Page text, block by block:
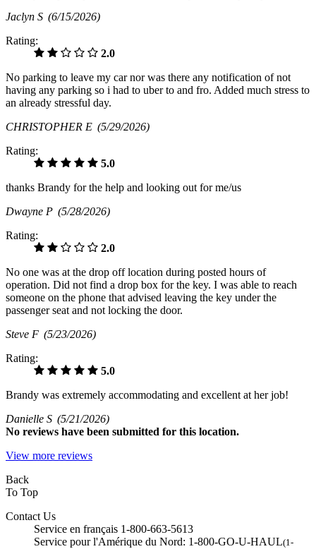
Jaclyn S (6/15/2026)
Rating:
2.0
No parking to leave my car nor was there any notification of not
having any parking so i had to uber to and fro. Added much stress to
an already stressful day.
CHRISTOPHER E (5/29/2026)
Rating:
5.0
thanks Brandy for the help and looking out for me/us
Dwayne P (5/28/2026)
Rating:
2.0
No one was at the drop off location during posted hours of
operation. Did not find a drop box for the key. I was able to reach
someone on the phone that advised leaving the key under the
passenger seat and not locking the door.
Steve F (5/23/2026)
Rating:
5.0
Brandy was extremely accommodating and excellent at her job!
Danielle S (5/21/2026)
No reviews have been submitted for this location.
View more reviews
Back
To Top
Contact Us
Service en français 1-800-663-5613
Service pour l'Amérique du Nord: 1-800-GO-U-HAUL(1-